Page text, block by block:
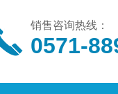
销售咨询热线：
0571-